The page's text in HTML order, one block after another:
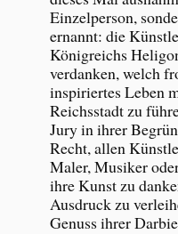
Einzelperson,
ernannt: die
Königreichs
verdanken, welch
inspiriertes Leben
Reichsstadt zu
Jury in ihrer
Recht, allen
Maler, Musiker
ihre Kunst zu
Ausdruck zu
Genuss ihrer